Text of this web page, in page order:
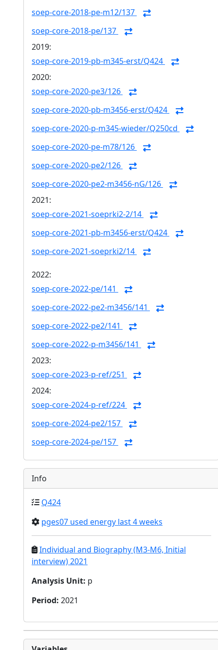
soep-core-2018-pe-m12/137
soep-core-2018-pe/137
2019:
soep-core-2019-pb-m345-erst/Q424
2020:
soep-core-2020-pe3/126
soep-core-2020-pb-m3456-erst/Q424
soep-core-2020-p-m345-wieder/Q250cd
soep-core-2020-pe-m78/126
soep-core-2020-pe2/126
soep-core-2020-pe2-m3456-nG/126
2021:
soep-core-2021-soeprki2-2/14
soep-core-2021-pb-m3456-erst/Q424
soep-core-2021-soeprki2/14
2022:
soep-core-2022-pe/141
soep-core-2022-pe2-m3456/141
soep-core-2022-pe2/141
soep-core-2022-p-m3456/141
2023:
soep-core-2023-p-ref/251
2024:
soep-core-2024-p-ref/224
soep-core-2024-pe2/157
soep-core-2024-pe/157
Info
Q424
pges07 used energy last 4 weeks
Individual and Biography (M3-M6, Initial
interview) 2021
Analysis Unit: p
Period: 2021